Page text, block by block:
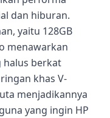
dan hiburan.
yaitu 128GB
menawarkan
halus berkat
khas V-
menjadikannya
yang ingin HP